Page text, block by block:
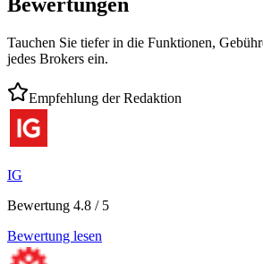
Bewertungen
Tauchen Sie tiefer in die Funktionen,
jedes Brokers ein.
Empfehlung der Redaktion
IG
Bewertung 4.8 / 5
Bewertung lesen